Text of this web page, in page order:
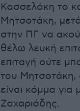
Κασσελάκη το
Μητσοτάκη,
στην ΠΓ να
θέλω λευκή
επιταγή ούτε
του Μητσοτάκη,
είναι κόμμα
Ζαχαριάδης.